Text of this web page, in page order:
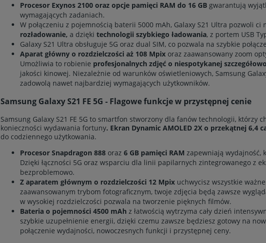
Procesor Exynos 2100 oraz opcje pamięci RAM do 16 GB gwarantują
wymagających zadaniach.
W połączeniu z pojemnością baterii 5000 mAh, Galaxy S21 Ultra pozwoli ci
rozładowanie, a dzięki technologii szybkiego ładowania, z portem USB
Galaxy S21 Ultra obsługuje 5G oraz dual SIM, co pozwala na szybkie
Aparat główny o rozdzielczości aż 108 Mpix oraz zaawansowany zoom
Umożliwia to robienie profesjonalnych zdjęć o niespotykanej
jakości kinowej. Niezależnie od warunków oświetleniowych, Samsung
zadowolą nawet najbardziej wymagających użytkowników.
Samsung Galaxy S21 FE 5G - Flagowe funkcje w przystępnej cenie
Samsung Galaxy S21 FE 5G to smartfon stworzony dla fanów technologii, którzy
konieczności wydawania fortuny. Ekran Dynamic AMOLED 2X o przekątnej 6,4
do codziennego użytkowania.
Procesor Snapdragon 888 oraz 6 GB pamięci RAM zapewniają wydajność,
Dzięki łączności 5G oraz wsparciu dla linii papilarnych zintegrowanego z
bezproblemowo.
Z aparatem głównym o rozdzielczości 12 Mpix uchwycisz wszystkie
zaawansowanym trybom fotograficznym, twoje zdjęcia będą zawsze
w wysokiej rozdzielczości pozwala na tworzenie pięknych filmów.
Bateria o pojemności 4500 mAh z łatwością wytrzyma cały dzień
szybkie uzupełnienie energii, dzięki czemu zawsze będziesz gotowy na
połączenie wydajności, nowoczesnych funkcji i przystępnej ceny.